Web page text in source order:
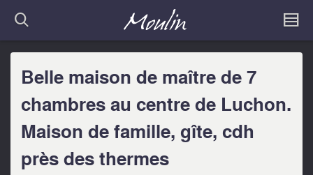
Belle maison de maître de 7
chambres au centre de Luchon.
Maison de famille, gîte, cdh
près des thermes